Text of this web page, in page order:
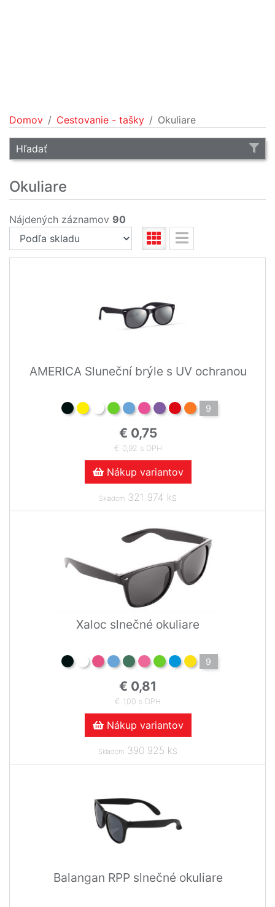
Domov Cestovanie - tašky Okuliare
Hľadať
Okuliare
Nájdených záznamov 90
AMERICA Sluneční brýle s UV ochranou
9
€ 0,75
€ 0,92 s DPH
Nákup variantov
Skladom 321 974 ks
Xaloc slnečné okuliare
9
€ 0,81
€ 1,00 s DPH
Nákup variantov
Skladom 390 925 ks
Balangan RPP slnečné okuliare